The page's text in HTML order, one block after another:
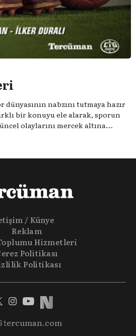
nabzını tutmaya hazır
bir konuyu ele alarak, sporun
olaylarını mercek altına
tam size
/ Künye
Reklam
Hizmetleri
Politikası
Politikası
tercuman.com